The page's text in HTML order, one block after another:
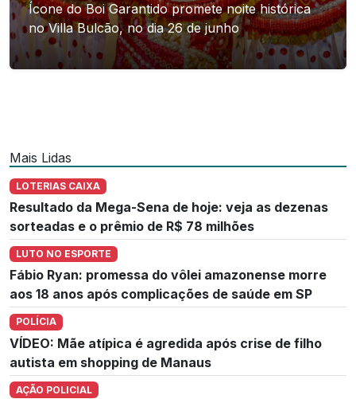
Ícone do Boi Garantido promete noite histórica
no Villa Bulcão, no dia 26 de junho
Mais Lidas
LOTERIAS CAIXA
Resultado da Mega-Sena de hoje: veja as dezenas
sorteadas e o prêmio de R$ 78 milhões
LUTO NO ESPORTE
Fábio Ryan: promessa do vôlei amazonense morre
aos 18 anos após complicações de saúde em SP
POLÍCIA
VÍDEO: Mãe atípica é agredida após crise de filho
autista em shopping de Manaus
AÇÃO POLICIAL